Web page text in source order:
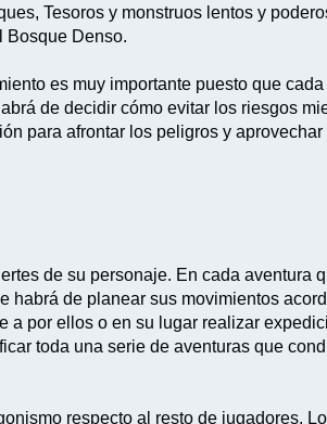
Tesoros y monstruos lentos y
Bosque Denso.
es muy importante puesto que cada
de decidir cómo evitar los riesgos
para afrontar los peligros y aprovechar
de su personaje. En cada aventura
habrá de planear sus movimientos
a por ellos o en su lugar realizar
toda una serie de aventuras que
respecto al resto de jugadores.